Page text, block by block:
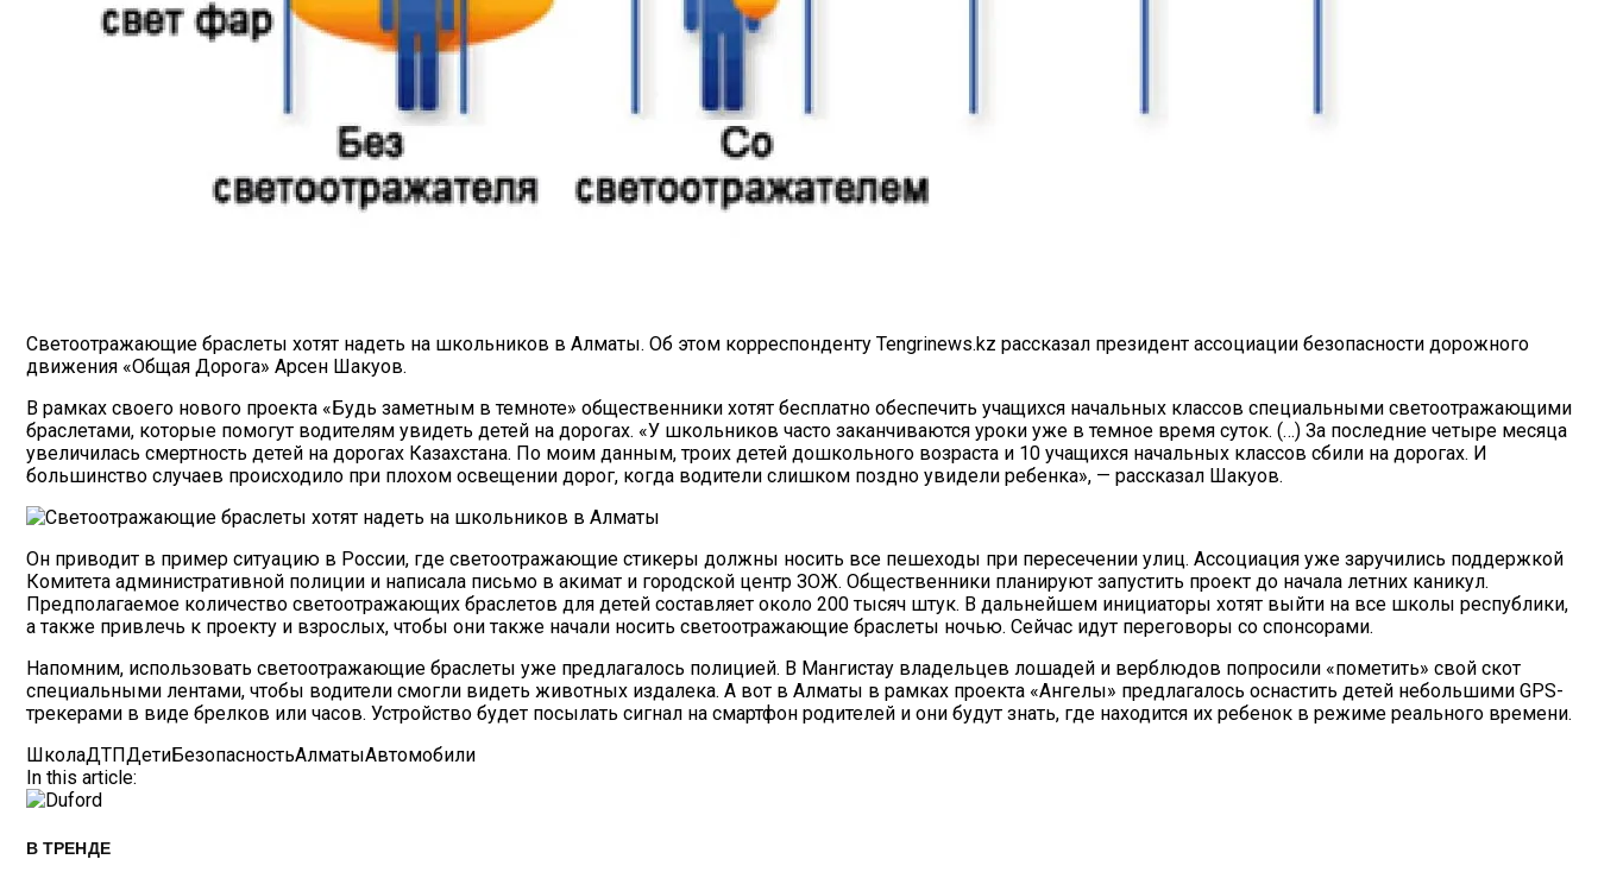
Светоотражающие браслеты хотят надеть на школьников в Алматы. Об этом корреспонденту Tengrinews.kz рассказал президент ассоциации безопасности дорожного
движения «Общая Дорога» Арсен Шакуов.
В рамках своего нового проекта «Будь заметным в темноте» общественники хотят бесплатно обеспечить учащихся начальных классов специальными светоотражающими
браслетами, которые помогут водителям увидеть детей на дорогах. «У школьников часто заканчиваются уроки уже в темное время суток. (…) За последние четыре месяца
увеличилась смертность детей на дорогах Казахстана. По моим данным, троих детей дошкольного возраста и 10 учащихся начальных классов сбили на дорогах. И
большинство случаев происходило при плохом освещении дорог, когда водители слишком поздно увидели ребенка», — рассказал Шакуов.
Он приводит в пример ситуацию в России, где светоотражающие стикеры должны носить все пешеходы при пересечении улиц. Ассоциация уже заручились поддержкой
Комитета административной полиции и написала письмо в акимат и городской центр ЗОЖ. Общественники планируют запустить проект до начала летних каникул.
Предполагаемое количество светоотражающих браслетов для детей составляет около 200 тысяч штук. В дальнейшем инициаторы хотят выйти на все школы республики,
а также привлечь к проекту и взрослых, чтобы они также начали носить светоотражающие браслеты ночью. Сейчас идут переговоры со спонсорами.
Напомним, использовать светоотражающие браслеты уже предлагалось полицией. В Мангистау владельцев лошадей и верблюдов попросили «пометить» свой скот
специальными лентами, чтобы водители смогли видеть животных издалека. А вот в Алматы в рамках проекта «Ангелы» предлагалось оснастить детей небольшими GPS-
трекерами в виде брелков или часов. Устройство будет посылать сигнал на смартфон родителей и они будут знать, где находится их ребенок в режиме реального времени.
ШколаДТПДетиБезопасностьАлматыАвтомобили
In this article:
В ТРЕНДЕ